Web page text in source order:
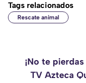
Tags relacionados
Rescate animal
¡No te
TV Azteca